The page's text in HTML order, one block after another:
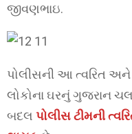
જીવણભાઇ.
પોલીસની આ ત્વરિત અને
લોકોના ઘરનું ગુજરાન
બદલ પોલીસ ટીમની